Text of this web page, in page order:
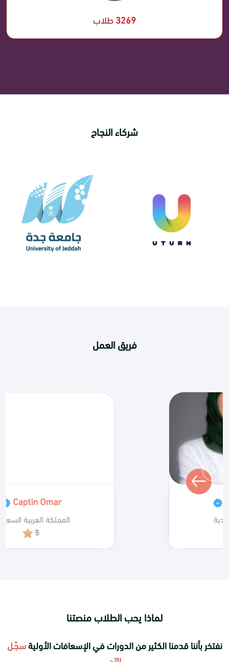
3269 طلاب
شركاء النجاح
فريق العمل
لماذا يحب الطلاب منصتنا
نفتخر بأننا قدمنا الكثير من الدورات في الإسعافات الأوليةسجّـل